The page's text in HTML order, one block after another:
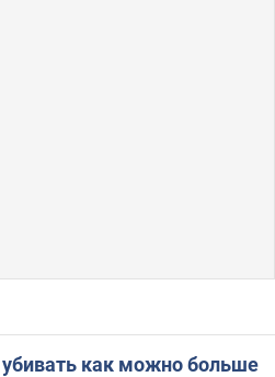
как можно больше